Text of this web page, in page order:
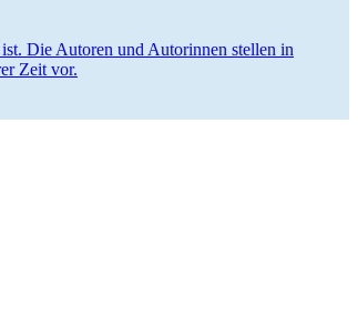
Die Autoren und Autorinnen stellen in
Zeit vor.